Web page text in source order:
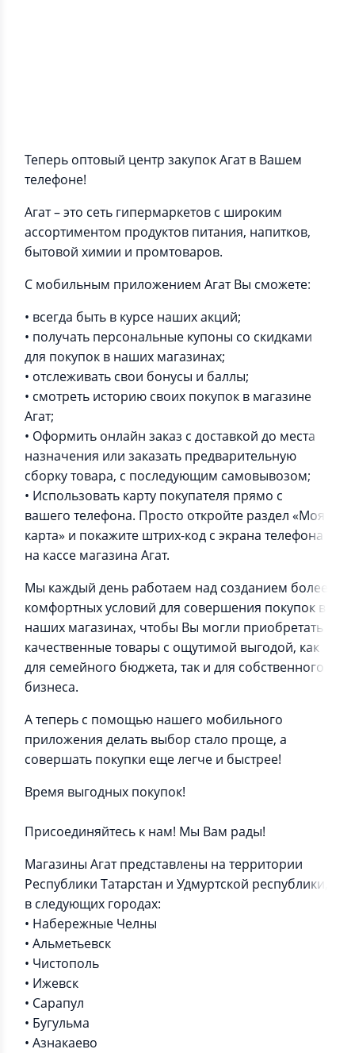
Теперь оптовый центр закупок Агат в Вашем
телефоне!
Агат – это сеть гипермаркетов с широким
ассортиментом продуктов питания, напитков,
бытовой химии и промтоваров.
С мобильным приложением Агат Вы сможете:
• всегда быть в курсе наших акций;
• получать персональные купоны со скидками
для покупок в наших магазинах;
• отслеживать свои бонусы и баллы;
• смотреть историю своих покупок в магазине
Агат;
• Оформить онлайн заказ с доставкой до места
назначения или заказать предварительную
сборку товара, с последующим самовывозом;
• Использовать карту покупателя прямо с
вашего телефона. Просто откройте раздел «Моя
карта» и покажите штрих-код с экрана телефона
на кассе магазина Агат.
Мы каждый день работаем над созданием более
комфортных условий для совершения покупок в
наших магазинах, чтобы Вы могли приобретать
качественные товары с ощутимой выгодой, как
для семейного бюджета, так и для собственного
бизнеса.
А теперь с помощью нашего мобильного
приложения делать выбор стало проще, а
совершать покупки еще легче и быстрее!
Время выгодных покупок!
Присоединяйтесь к нам! Мы Вам рады!
Магазины Агат представлены на территории
Республики Татарстан и Удмуртской республики,
в следующих городах:
• Набережные Челны
• Альметьевск
• Чистополь
• Ижевск
• Сарапул
• Бугульма
• Азнакаево